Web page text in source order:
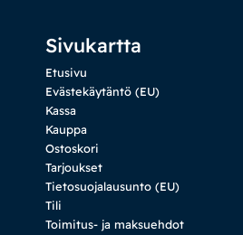
Sivukartta
Etusivu
Evästekäytäntö (EU)
Kassa
Kauppa
Ostoskori
Tarjoukset
Tietosuojalausunto (EU)
Tili
Toimitus- ja maksuehdot